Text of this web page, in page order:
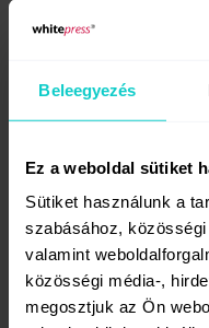
Beleegyezés
Ez a weboldal sütiket
Sütiket használunk a
szabásához,
valamint
közösségi média-,
megosztjuk az Ön
A másik fontos
hiszen ez az
a látogatók
meglátnak. Jó,
vállalkozás
Ami az
Bár csak 150